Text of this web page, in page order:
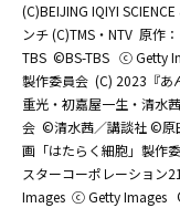
(C)BEIJING IQIYI
ンチ (C)TMS・NTV 原作
TBS ©BS-TBS ⓒ Getty
製作委員会 (C) 2023『あ
重光・初嘉屋一生・清水
会 ©清水茜／講談社 ©原
画「はたらく細胞」製作
スターコーポレーション21
Images ⓒ Getty Images